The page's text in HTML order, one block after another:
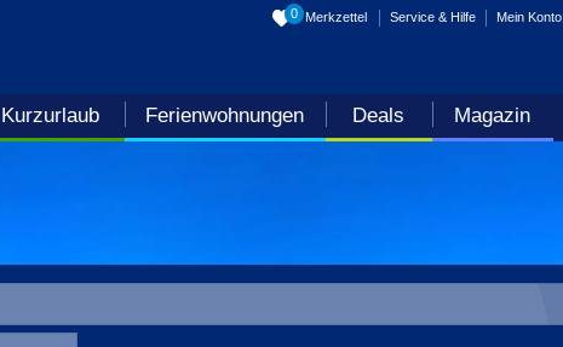
Kurzurlaub Ferienwohnungen Deals Magazin
0 Merkzettel Service & Hilfe Mein Konto